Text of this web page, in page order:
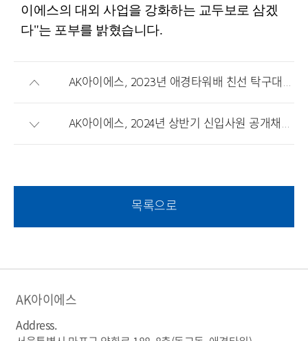
이에스의 대외 사업을 강화하는 교두보로 삼겠
다"는 포부를 밝혔습니다.
목록으로
AK아이에스
Address.